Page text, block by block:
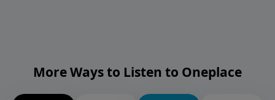
More Ways to Listen to Oneplace